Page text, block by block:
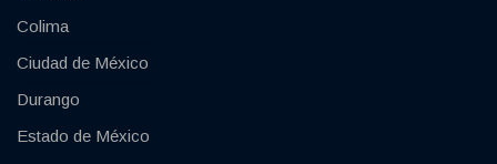
Colima
Ciudad de México
Durango
Estado de México